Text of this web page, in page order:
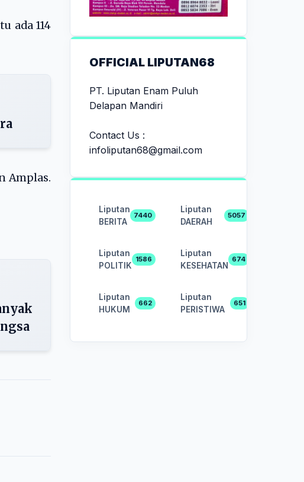
ada 114
Amplas.
OFFICIAL LIPUTAN68
PT. Liputan Enam Puluh
Delapan Mandiri
Contact Us :
infoliputan68@gmail.com
Liputan
BERITA
7440
Liputan
DAERAH
5057
Liputan
POLITIK
1586
Liputan
KESEHATAN
674
Liputan
HUKUM
662
Liputan
PERISTIWA
651